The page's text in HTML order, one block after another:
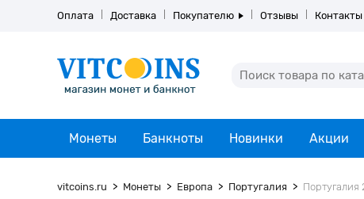
Оплата Доставка Покупателю Отзывы Контакты
Монеты Банкноты Новинки Акции
vitcoins.ru Монеты Европа Португалия Португалия